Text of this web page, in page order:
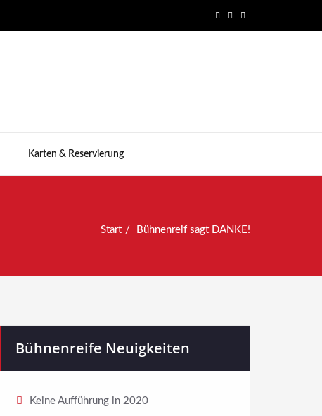
Karten & Reservierung
Start Bühnenreif sagt DANKE!
Bühnenreife Neuigkeiten
Keine Aufführung in 2020